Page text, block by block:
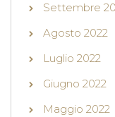
Settembre
Agosto 2022
Luglio 2022
Giugno 2022
Maggio 2022